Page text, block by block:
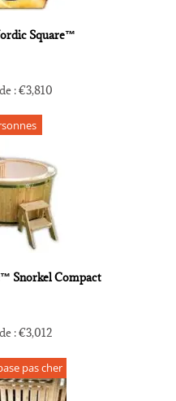
Square™
:€3,810
Snorkel Compact
:€3,012
pas cher